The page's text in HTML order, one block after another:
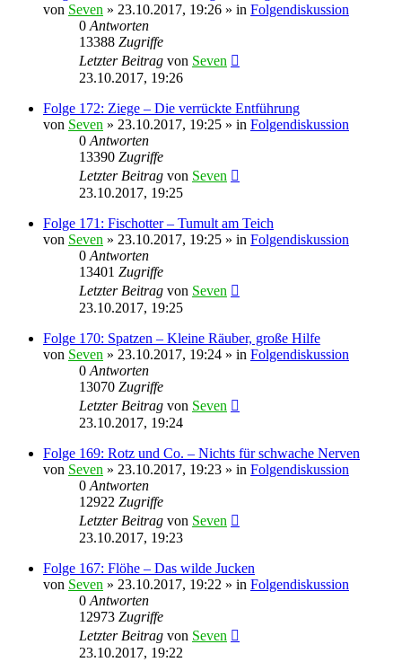
von Seven » 23.10.2017, 19:26 » in Folgendiskussion
0 Antworten
13388 Zugriffe
Letzter Beitrag von Seven
23.10.2017, 19:26
Folge 172: Ziege – Die verrückte Entführung
von Seven » 23.10.2017, 19:25 » in Folgendiskussion
0 Antworten
13390 Zugriffe
Letzter Beitrag von Seven
23.10.2017, 19:25
Folge 171: Fischotter – Tumult am Teich
von Seven » 23.10.2017, 19:25 » in Folgendiskussion
0 Antworten
13401 Zugriffe
Letzter Beitrag von Seven
23.10.2017, 19:25
Folge 170: Spatzen – Kleine Räuber, große Hilfe
von Seven » 23.10.2017, 19:24 » in Folgendiskussion
0 Antworten
13070 Zugriffe
Letzter Beitrag von Seven
23.10.2017, 19:24
Folge 169: Rotz und Co. – Nichts für schwache Nerven
von Seven » 23.10.2017, 19:23 » in Folgendiskussion
0 Antworten
12922 Zugriffe
Letzter Beitrag von Seven
23.10.2017, 19:23
Folge 167: Flöhe – Das wilde Jucken
von Seven » 23.10.2017, 19:22 » in Folgendiskussion
0 Antworten
12973 Zugriffe
Letzter Beitrag von Seven
23.10.2017, 19:22